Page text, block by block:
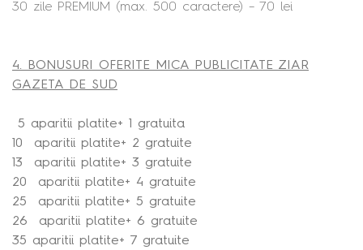
30 zile PREMIUM (max. 500 caractere) – 70 lei
4. BONUSURI OFERITE MICA PUBLICITATE ZIAR
GAZETA DE SUD
5 aparitii platite+ 1 gratuita
10 aparitii platite+ 2 gratuite
13 aparitii platite+ 3 gratuite
20 aparitii platite+ 4 gratuite
25 aparitii platite+ 5 gratuite
26 aparitii platite+ 6 gratuite
35 aparitii platite+ 7 gratuite